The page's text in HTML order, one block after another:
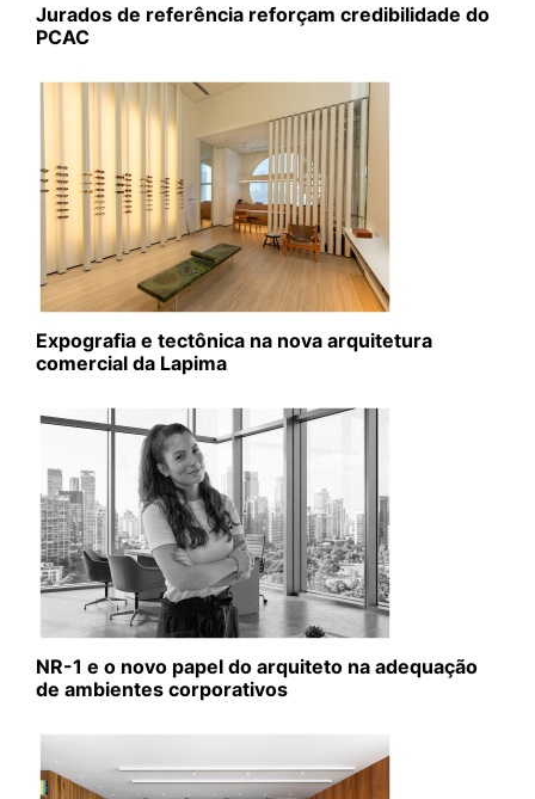
Jurados de referência reforçam credibilidade do
PCAC
Expografia e tectônica na nova arquitetura
comercial da Lapima
NR-1 e o novo papel do arquiteto na adequação
de ambientes corporativos